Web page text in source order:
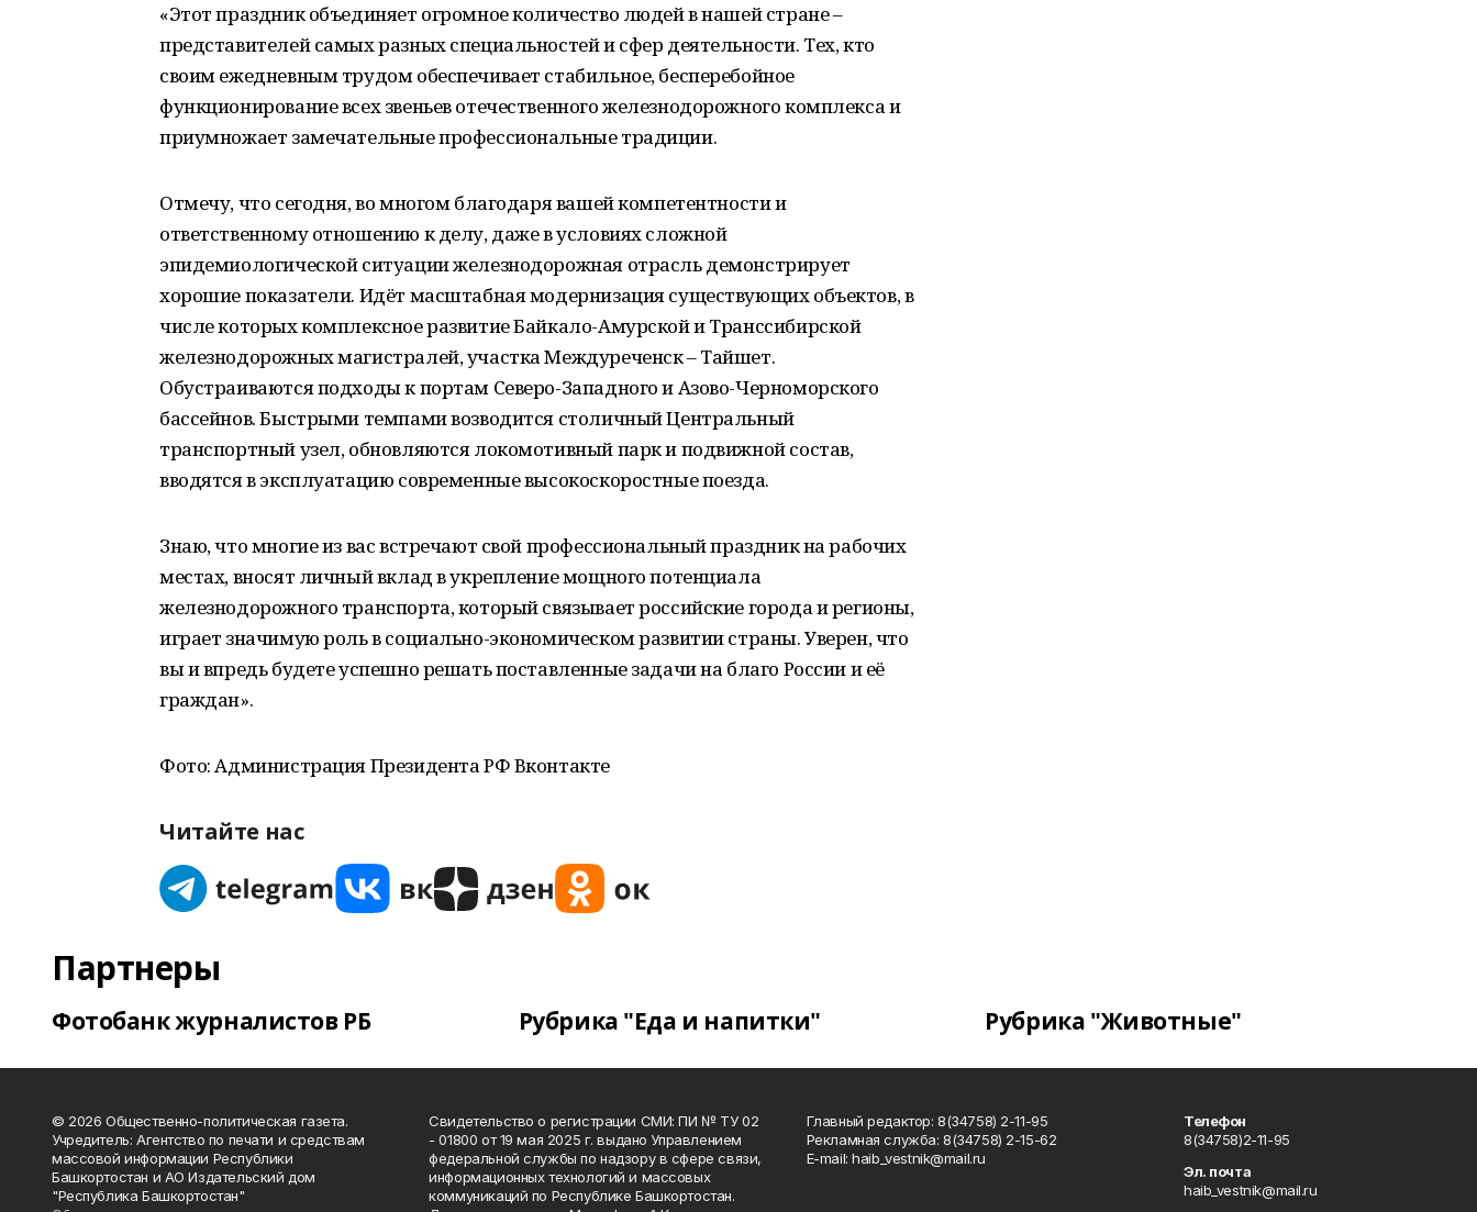
«Этот праздник объединяет огромное количество людей в нашей стране –
представителей самых разных специальностей и сфер деятельности. Тех, кто
своим ежедневным трудом обеспечивает стабильное, бесперебойное
функционирование всех звеньев отечественного железнодорожного комплекса и
приумножает замечательные профессиональные традиции.
Отмечу, что сегодня, во многом благодаря вашей компетентности и
ответственному отношению к делу, даже в условиях сложной
эпидемиологической ситуации железнодорожная отрасль демонстрирует
хорошие показатели. Идёт масштабная модернизация существующих объектов, в
числе которых комплексное развитие Байкало-Амурской и Транссибирской
железнодорожных магистралей, участка Междуреченск – Тайшет.
Обустраиваются подходы к портам Северо-Западного и Азово-Черноморского
бассейнов. Быстрыми темпами возводится столичный Центральный
транспортный узел, обновляются локомотивный парк и подвижной состав,
вводятся в эксплуатацию современные высокоскоростные поезда.
Знаю, что многие из вас встречают свой профессиональный праздник на рабочих
местах, вносят личный вклад в укрепление мощного потенциала
железнодорожного транспорта, который связывает российские города и регионы,
играет значимую роль в социально-экономическом развитии страны. Уверен, что
вы и впредь будете успешно решать поставленные задачи на благо России и её
граждан».
Фото: Администрация Президента РФ Вконтакте
Читайте нас
Партнеры
Фотобанк журналистов РБ Рубрика "Еда и напитки" Рубрика "Животные"
© 2026 Общественно-политическая газета.
Учредитель: Агентство по печати и средствам
массовой информации Республики
Башкортостан и АО Издательский дом
"Республика Башкортостан"
Свидетельство о регистрации СМИ: ПИ № ТУ 02
- 01800 от 19 мая 2025 г. выдано Управлением
федеральной службы по надзору в сфере связи,
информационных технологий и массовых
коммуникаций по Республике Башкортостан.
Главный редактор: 8(34758) 2-11-95
Рекламная служба: 8(34758) 2-15-62
Е-mаil: haib_vestnik@mail.ru
Телефон
8(34758)2-11-95
Эл. почта
haib_vestnik@mail.ru